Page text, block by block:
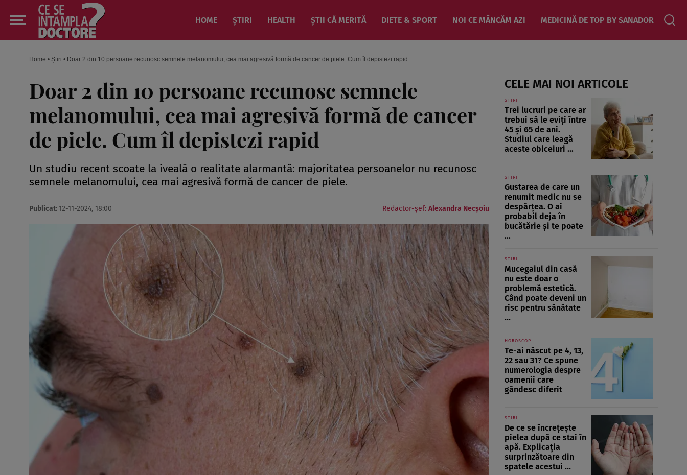
HOME ȘTIRI HEALTH ȘTII CĂ MERITĂ DIETE & SPORT NOI CE MÂNCĂM AZI MEDICINĂ DE TOP BY SANADOR
Home • Știri • Doar 2 din 10 persoane recunosc semnele melanomului, cea mai agresivă formă de cancer de piele. Cum îl depistezi rapid
Doar 2 din 10 persoane recunosc semnele
melanomului, cea mai agresivă formă de cancer
de piele. Cum îl depistezi rapid
Un studiu recent scoate la iveală o realitate alarmantă: majoritatea persoanelor nu recunosc
semnele melanomului, cea mai agresivă formă de cancer de piele.
Publicat: 12-11-2024, 18:00 Redactor-șef: Alexandra Necșoiu
CELE MAI NOI ARTICOLE
ȘTIRI
Trei lucruri pe care ar
trebui să le eviți între
45 și 65 de ani.
Studiul care leagă
aceste obiceiuri ...
ȘTIRI
Gustarea de care un
renumit medic nu se
despărțea. O ai
probabil deja în
bucătărie și te poate
...
ȘTIRI
Mucegaiul din casă
nu este doar o
problemă estetică.
Când poate deveni un
risc pentru sănătate
...
HOROSCOP
Te-ai născut pe 4, 13,
22 sau 31? Ce spune
numerologia despre
oamenii care
gândesc diferit
ȘTIRI
De ce se încrețește
pielea după ce stai în
apă. Explicația
surprinzătoare din
spatele acestui ...